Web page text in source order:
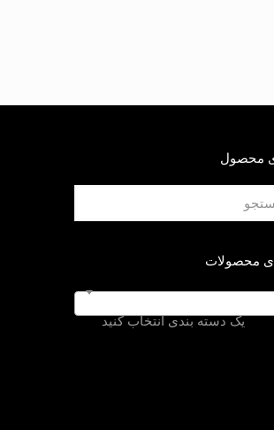
محصول
محصولات
یک دسته بندی انتخاب کنید